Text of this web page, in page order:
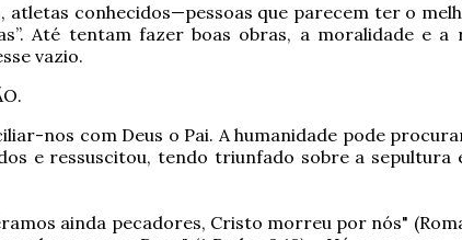
atletas conhecidos—pessoas que parecem ter o
Até tentam fazer boas obras, a moralidade e a
vazio.
nos com Deus o Pai. A humanidade pode
e ressuscitou, tendo triunfado sobre a
ainda pecadores, Cristo morreu por nós"